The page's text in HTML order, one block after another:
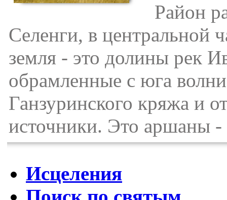
Район
Селенги, в центральной
земля - это долины рек
обрамленные с юга
Ганзуринского кряжа и
источники. Это аршаны
Исцеления